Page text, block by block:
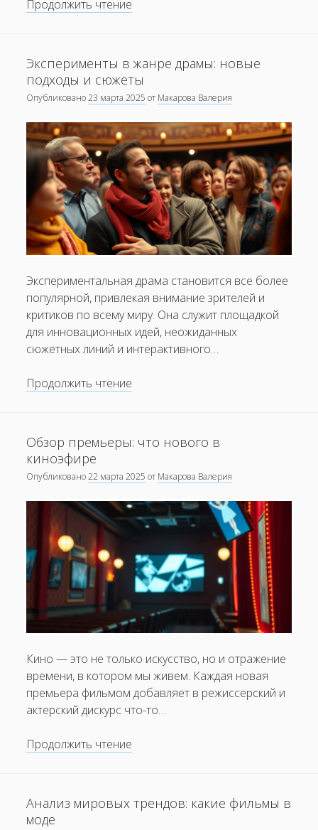
Продолжить чтение
в
новых
проектах
Эксперименты в жанре драмы: новые
подходы и сюжеты
Опубликовано23 марта 2025 от Макарова Валерия
Экспериментальная драма становится все более
популярной, привлекая внимание зрителей и
критиков по всему миру. Она служит площадкой
для инновационных идей, неожиданных
сюжетных линий и интерактивного…
Продолжить чтение
новые
и
сюжеты
Обзор премьеры: что нового в
киноэфире
Опубликовано22 марта 2025 от Макарова Валерия
Кино — это не только искусство, но и отражение
времени, в котором мы живем. Каждая новая
премьера фильмом добавляет в режиссерский и
актерский дискурс что-то…
Продолжить чтение
в
Анализ мировых трендов: какие фильмы в
моде